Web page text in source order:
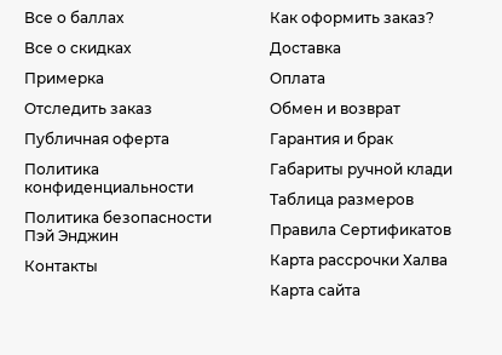
Все о баллах
Все о скидках
Примерка
Отследить заказ
Публичная оферта
Политика
конфиденциальности
Политика безопасности
Пэй Энджин
Контакты
Как оформить заказ?
Доставка
Оплата
Обмен и возврат
Гарантия и брак
Габариты ручной клади
Таблица размеров
Правила Сертификатов
Карта рассрочки Халва
Карта сайта